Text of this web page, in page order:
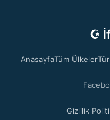
☪
AnasayfaTüm Ülkeler
Gizlilik